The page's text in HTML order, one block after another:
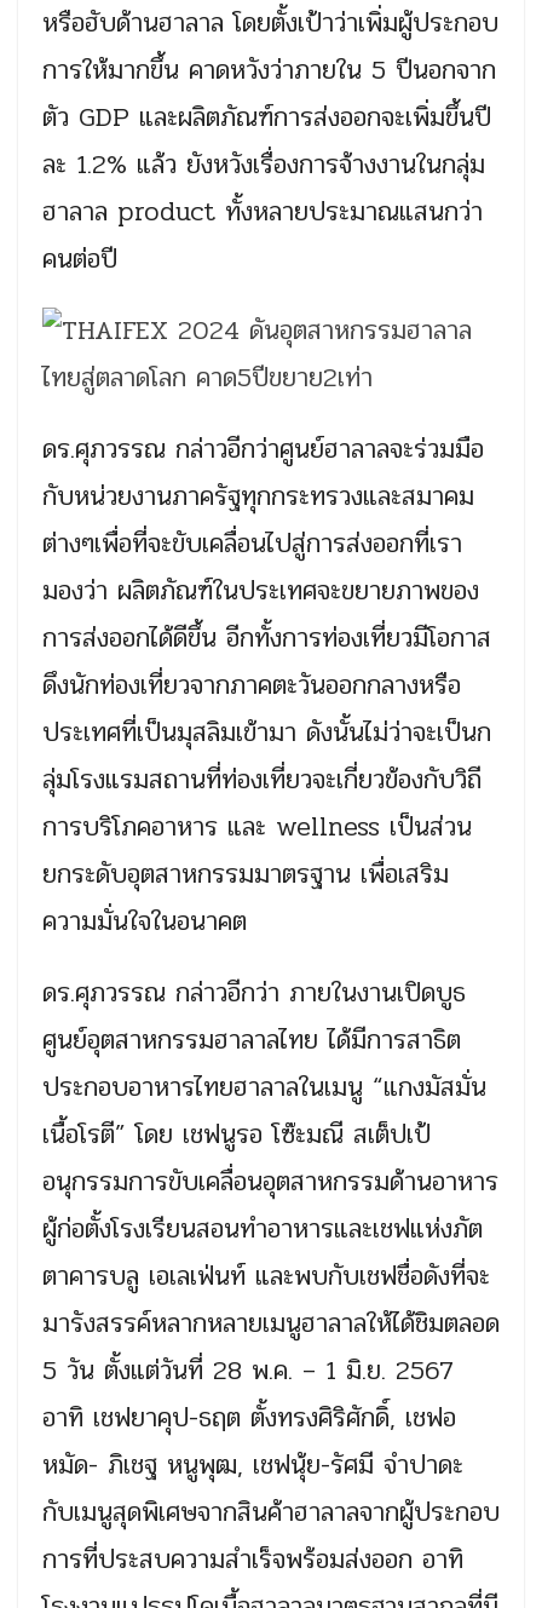
หรือฮับด้านฮาลาล โดยตั้งเป้าว่าเพิ่มผู้ประกอบ
การให้มากขึ้น คาดหวังว่าภายใน 5 ปีนอกจาก
ตัว GDP และผลิตภัณฑ์การส่งออกจะเพิ่มขึ้นปี
ละ 1.2% แล้ว ยังหวังเรื่องการจ้างงานในกลุ่ม
ฮาลาล product ทั้งหลายประมาณแสนกว่า
คนต่อปี
ดร.ศุภวรรณ กล่าวอีกว่าศูนย์ฮาลาลจะร่วมมือ
กับหน่วยงานภาครัฐทุกกระทรวงและสมาคม
ต่างๆเพื่อที่จะขับเคลื่อนไปสู่การส่งออกที่เรา
มองว่า ผลิตภัณฑ์ในประเทศจะขยายภาพของ
การส่งออกได้ดีขึ้น อีกทั้งการท่องเที่ยวมีโอกาส
ดึงนักท่องเที่ยวจากภาคตะวันออกกลางหรือ
ประเทศที่เป็นมุสลิมเข้ามา ดังนั้นไม่ว่าจะเป็นก
ลุ่มโรงแรมสถานที่ท่องเที่ยวจะเกี่ยวข้องกับวิถี
การบริโภคอาหาร และ wellness เป็นส่วน
ยกระดับอุตสาหกรรมมาตรฐาน เพื่อเสริม
ความมั่นใจในอนาคต
ดร.ศุภวรรณ กล่าวอีกว่า ภายในงานเปิดบูธ
ศูนย์อุตสาหกรรมฮาลาลไทย ได้มีการสาธิต
ประกอบอาหารไทยฮาลาลในเมนู “แกงมัสมั่น
เนื้อโรตี” โดย เชฟนูรอ โซ๊ะมณี สเต็ปเป้
อนุกรรมการขับเคลื่อนอุตสาหกรรมด้านอาหาร
ผู้ก่อตั้งโรงเรียนสอนทำอาหารและเชฟแห่งภัต
ตาคารบลู เอเลเฟ่นท์ และพบกับเชฟชื่อดังที่จะ
มารังสรรค์หลากหลายเมนูฮาลาลให้ได้ชิมตลอด
5 วัน ตั้งแต่วันที่ 28 พ.ค. – 1 มิ.ย. 2567
อาทิ เชฟยาคุป-ธฤต ตั้งทรงศิริศักดิ์, เชฟอ
หมัด- ภิเชฐ หนูพุฒ, เชฟนุ้ย-รัศมี จำปาดะ
กับเมนูสุดพิเศษจากสินค้าฮาลาลจากผู้ประกอบ
การที่ประสบความสำเร็จพร้อมส่งออก อาทิ